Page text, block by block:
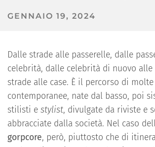
GENNAIO 19, 2024
Dalle strade alle passerelle, dalle
celebrità, dalle celebrità di nuovo alle
strade alle case. È il percorso di
contemporanee, nate dal basso, poi
stilisti e stylist, divulgate da riviste e
abbracciate dalla società. Nel caso
gorpcore, però, piuttosto che di